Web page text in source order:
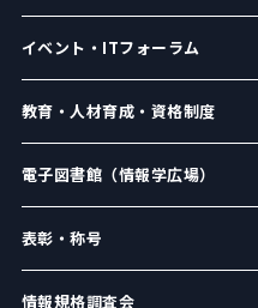
イベント・ITフォーラム
教育・人材育成・資格制度
電子図書館（情報学広場）
表彰・称号
情報規格調査会